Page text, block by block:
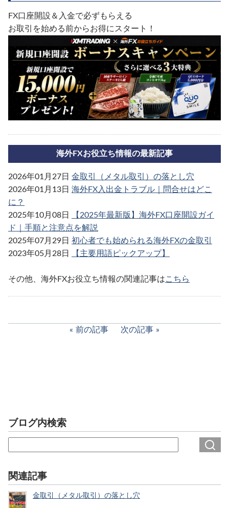
FX口座開設＆入金で必ずもらえる
お取引を始める前からお得にスタート！
海外FXお役立ち情報の最新記事
2026年01月27日 金取引（メタル取引）の落とし穴
2026年01月13日 海外FX入出金トラブル｜問合せはどこ
に？
2025年10月08日
【2025年最新版】海外FX口座開設ガイ
ド｜手順と注意点を解説
2025年07月29日 初心者でも始められる海外FXの金取引
2023年05月28日
【主要用語ピックアップ】
その他、海外FXお役立ち情報の関連記事はこちら
前の記事 次の記事
ブログ内検索
関連記事
金取引（メタル取引）の落とし穴